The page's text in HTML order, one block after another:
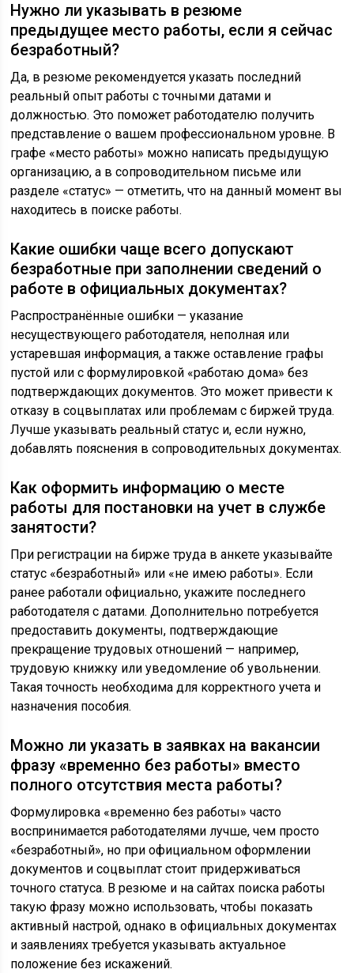
Нужно ли указывать в резюме
предыдущее место работы, если я сейчас
безработный?
Да, в резюме рекомендуется указать последний
реальный опыт работы с точными датами и
должностью. Это поможет работодателю получить
представление о вашем профессиональном уровне. В
графе «место работы» можно написать предыдущую
организацию, а в сопроводительном письме или
разделе «статус» — отметить, что на данный момент вы
находитесь в поиске работы.
Какие ошибки чаще всего допускают
безработные при заполнении сведений о
работе в официальных документах?
Распространённые ошибки — указание
несуществующего работодателя, неполная или
устаревшая информация, а также оставление графы
пустой или с формулировкой «работаю дома» без
подтверждающих документов. Это может привести к
отказу в соцвыплатах или проблемам с биржей труда.
Лучше указывать реальный статус и, если нужно,
добавлять пояснения в сопроводительных документах.
Как оформить информацию о месте
работы для постановки на учет в службе
занятости?
При регистрации на бирже труда в анкете указывайте
статус «безработный» или «не имею работы». Если
ранее работали официально, укажите последнего
работодателя с датами. Дополнительно потребуется
предоставить документы, подтверждающие
прекращение трудовых отношений — например,
трудовую книжку или уведомление об увольнении.
Такая точность необходима для корректного учета и
назначения пособия.
Можно ли указать в заявках на вакансии
фразу «временно без работы» вместо
полного отсутствия места работы?
Формулировка «временно без работы» часто
воспринимается работодателями лучше, чем просто
«безработный», но при официальном оформлении
документов и соцвыплат стоит придерживаться
точного статуса. В резюме и на сайтах поиска работы
такую фразу можно использовать, чтобы показать
активный настрой, однако в официальных документах
и заявлениях требуется указывать актуальное
положение без искажений.